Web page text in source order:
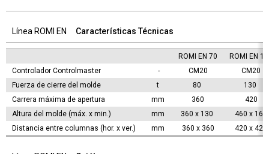
Línea ROMI EN Características Técnicas
ROMI EN 70
ROMI EN
Controlador Controlmaster
- CM20
CM20
Fuerza de cierre del molde
t 80
130
Carrera máxima de apertura
mm 360
420
Altura del molde (máx. x min.)
mm 360 x 130
460 x 160
Distancia entre columnas (hor. x ver.)
mm 360 x 360 420 x 420